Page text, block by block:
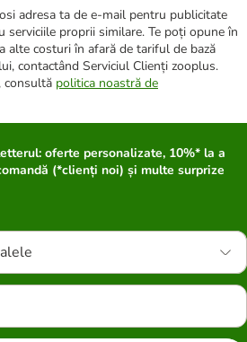
adresa ta de e-mail pentru publicitate
serviciile proprii similare. Te poți opune în
alte costuri în afară de tariful de bază
contactând Serviciul Clienți zooplus.
consultă politica noastră de
oferte personalizate, 10%* la a
(*clienți noi) și multe surprize